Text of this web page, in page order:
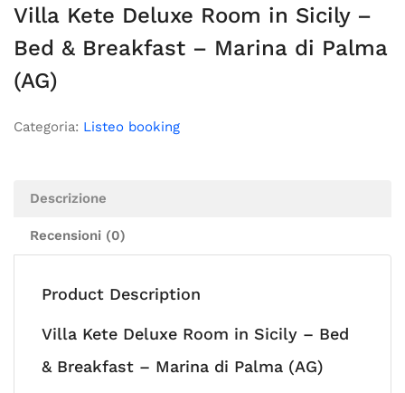
Villa Kete Deluxe Room in Sicily –
Bed & Breakfast – Marina di Palma
(AG)
Categoria: Listeo booking
Descrizione
Recensioni (0)
Product Description
Villa Kete Deluxe Room in Sicily – Bed
& Breakfast – Marina di Palma (AG)